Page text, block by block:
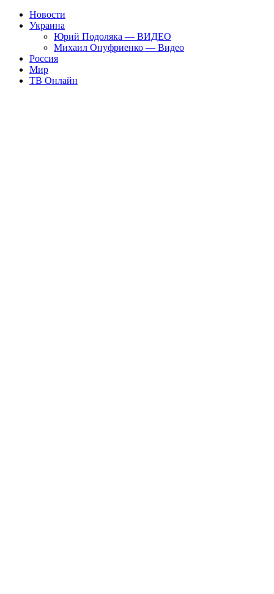
Новости
Украина
Юрий Подоляка — ВИДЕО
Михаил Онуфриенко — Видео
Россия
Мир
ТВ Онлайн